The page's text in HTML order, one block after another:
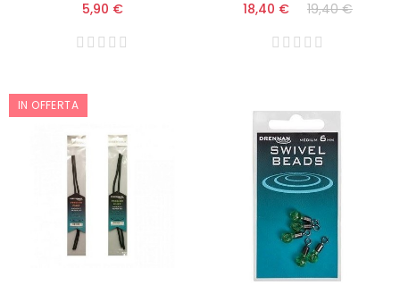
5,90 € 18,40 € 19,40 €
IN OFFERTA